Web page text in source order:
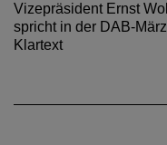
Vizepräsident Ernst
spricht in der DAB-
Klartext